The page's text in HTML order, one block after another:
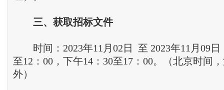
三、 获取招标文件
时间：2023年11月02日 至 2023年11月09日
至12：00，下午14：30至17：00。（北京时间
外）